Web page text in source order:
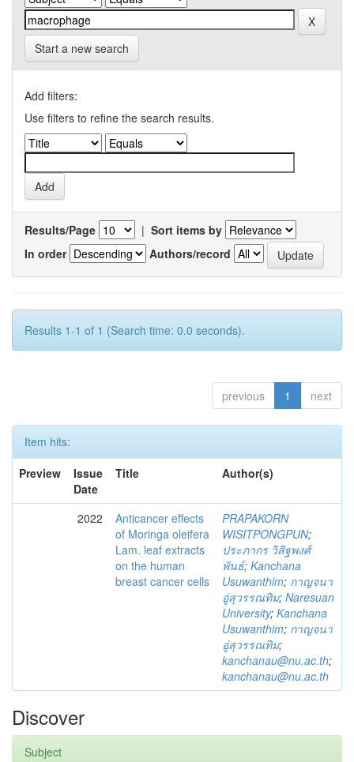
Start a new search
Add filters:
Use filters to refine the search results.
Results/Page | Sort items by
In order
Authors/record
Results 1-1 of 1 (Search time: 0.0 seconds).
previous 1 next
Item hits:
Preview
Issue
Date
Title Author(s)
2022
Anticancer effects
of Moringa oleifera
Lam. leaf extracts
on the human
breast cancer cells
PRAPAKORN
WISITPONGPUN;
ประภากร วิสิฐพงศ์
พันธ์; Kanchana
Usuwanthim; กาญจนา
อู่สุวรรณทิม; Naresuan
University; Kanchana
Usuwanthim; กาญจนา
อู่สุวรรณทิม;
kanchanau@nu.ac.th;
kanchanau@nu.ac.th
Discover
Subject